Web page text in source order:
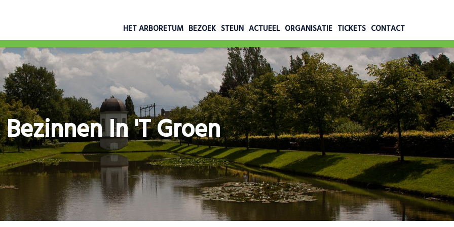
HET ARBORETUM BEZOEK STEUN ACTUEEL ORGANISATIE TICKETS CONTACT
Bezinnen In 't Groen